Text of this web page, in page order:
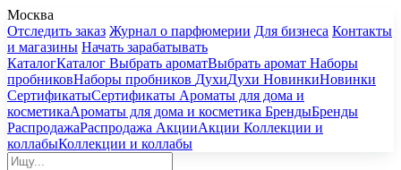
Москва
Отследить заказ Журнал о парфюмерии Для бизнеса Контакты
и магазины Начать зарабатывать
КаталогКаталог Выбрать ароматВыбрать аромат Наборы
пробниковНаборы пробников ДухиДухи НовинкиНовинки
СертификатыСертификаты Ароматы для дома и
косметикаАроматы для дома и косметика БрендыБренды
РаспродажаРаспродажа АкцииАкции Коллекции и
коллабыКоллекции и коллабы